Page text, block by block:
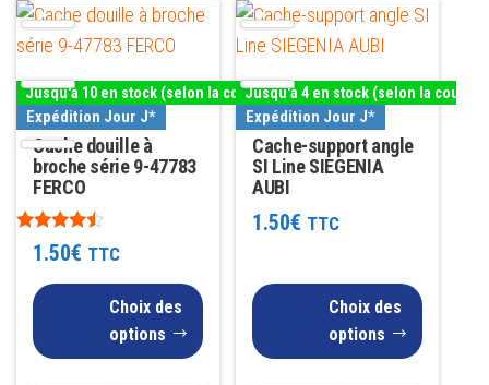
Jusqu'à 10 en stock (selon la couleur)
Expédition Jour J*
Cache douille à
broche série 9-47783
FERCO
Note
4.331.50€ TTC
Choix des
options
Ce
produit
a
plusieurs
variations.
Les
options
peuvent
être
choisies
Jusqu'à 4 en stock (selon la
Expédition Jour J*
Cache-support angle
SI Line SIEGENIA
AUBI
1.50€ TTC
Choix des
options
Ce
produit
a
plusieurs
variations.
Les
options
peuvent
choisies